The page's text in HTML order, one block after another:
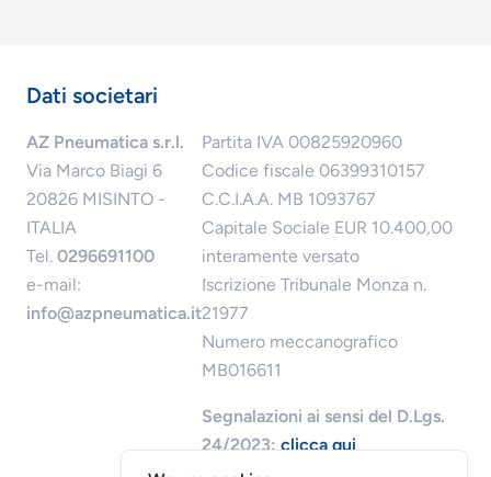
Dati societari
AZ Pneumatica s.r.l.
Via Marco Biagi 6
20826 MISINTO -
ITALIA
Tel. 0296691100
e-mail:
info@azpneumatica.it
Partita IVA 00825920960
Codice fiscale 06399310157
C.C.I.A.A. MB 1093767
Capitale Sociale EUR 10.400,00
interamente versato
Iscrizione Tribunale Monza n.
21977
Numero meccanografico
MB016611
Segnalazioni ai sensi del D.Lgs.
24/2023:clicca qui